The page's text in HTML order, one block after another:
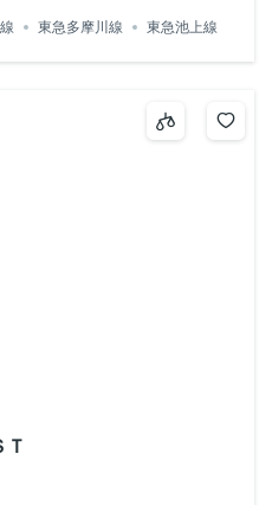
東急多摩川線 東急池上線
Ｔ